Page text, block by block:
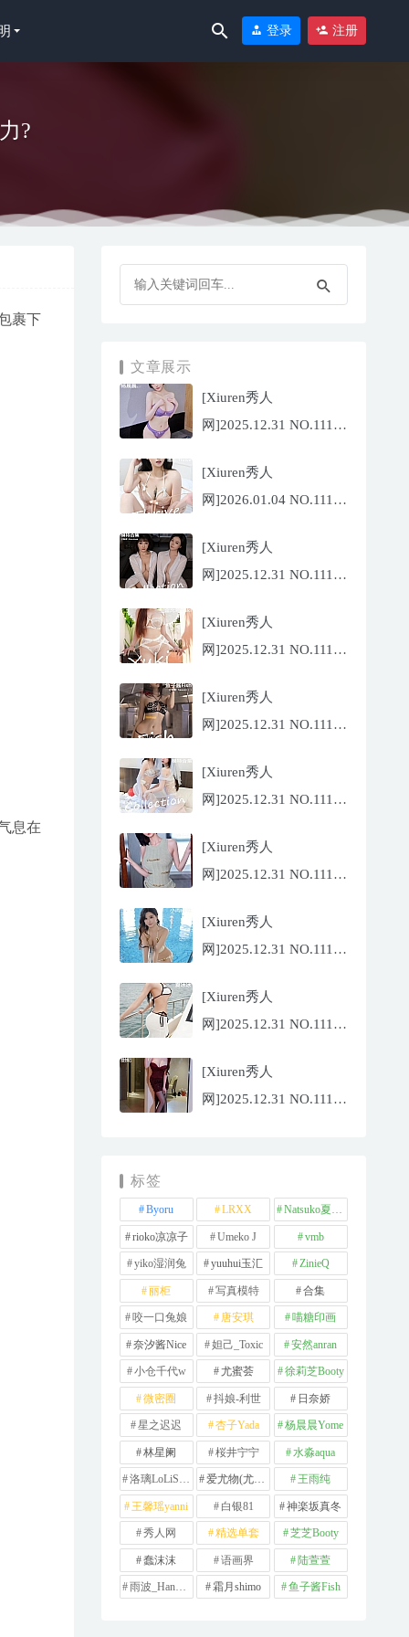
登录 注册
?
裹下
息在
文章展示
[Xiuren秀人
网]2025.12.31 NO.11187
[Xiuren秀人
网]2026.01.04 NO.11189
_Thrive[71P/640.85MB]
[Xiuren秀人
网]2025.12.31 NO.11188
[Xiuren秀人
网]2025.12.31 NO.11185
Yuki[75P/942.33MB]
[Xiuren秀人
网]2025.12.31 NO.11186
Fish[79P/773.17MB]
[Xiuren秀人
网]2025.12.31 NO.11184
[82P/854.18MB]
[Xiuren秀人
网]2025.12.31 NO.11183
[Xiuren秀人
网]2025.12.31 NO.11182
[81P/959.10MB]
[Xiuren秀人
网]2025.12.31 NO.11180
[Xiuren秀人
网]2025.12.31 NO.11181
标签
Byoru LRXX Natsuko夏夏子
rioko凉凉子 Umeko J vmb
yiko湿润兔 yuuhui玉汇 ZinieQ
丽柜 写真模特 合集
咬一口兔娘 唐安琪 喵糖印画
奈汐酱Nice 妲己_Toxic 安然anran
小仓千代w 尤蜜荟 徐莉芝Booty
微密圈 抖娘-利世 日奈娇
星之迟迟 杏子Yada 杨晨晨Yome
林星阑 桜井宁宁 水淼aqua
洛璃LoLiSAMA 爱尤物(尤果网) 王雨纯
王馨瑶yanni 白银81 神楽坂真冬
秀人网 精选单套 芝芝Booty
蠢沫沫 语画界 陆萱萱
雨波_HaneAme 霜月shimo 鱼子酱Fish